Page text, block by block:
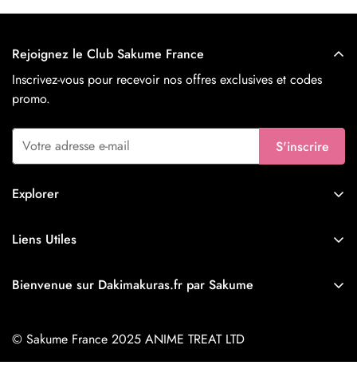
Rejoignez le Club Sakume France
Inscrivez-vous pour recevoir nos offres exclusives et codes
promo.
S'inscrire
Explorer
Waifus
Husbandos
Ahegao
Futanari
Liens Utiles
À propos de Sakume
Contactez-nous
Bienvenue sur Dakimakuras.fr par Sakume
du Dakimakura. Reconnue par la communauté comme le N°1
des designs Anime & NSFW (R18), nous offrons sur
Dakimakuras.fr une qualité d'impression inégalée et des tissus
© Sakume France 2025 ANIME TREAT LTD